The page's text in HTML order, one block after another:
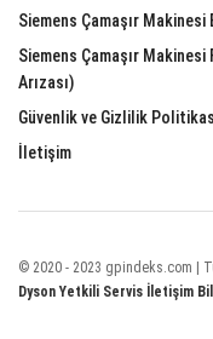
Siemens Çamaşır Makinesi
Siemens Çamaşır
Arızası)
Güvenlik ve Gizlilik
İletişim
© 2020 - 2023 gpindeks.com |
Dyson Yetkili Servis İletişim